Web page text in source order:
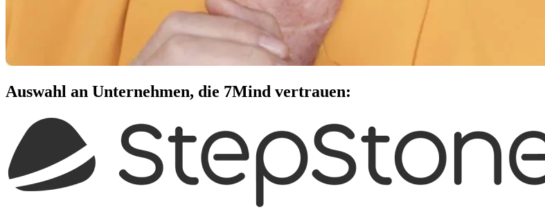
Auswahl an Unternehmen, die 7Mind vertrauen: